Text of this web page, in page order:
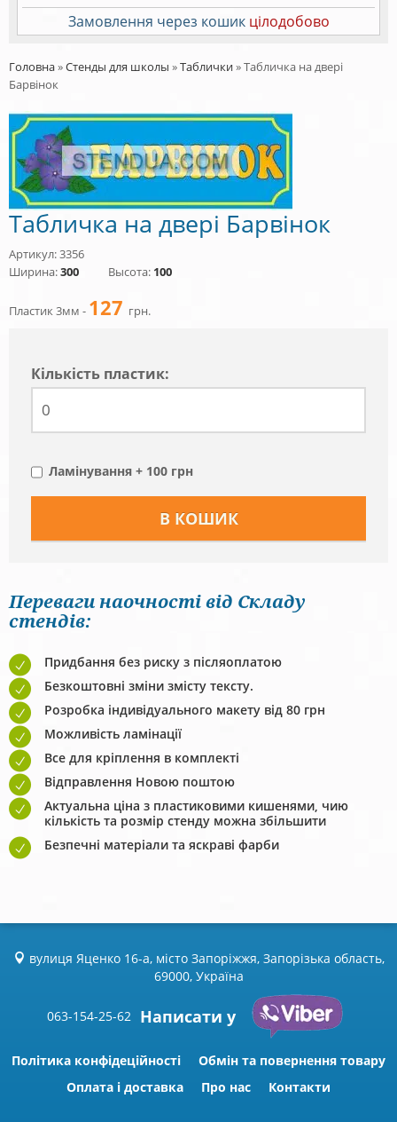
Замовлення через кошик цілодобово
Головна»Стенды для школы »Таблички»Табличка на двері
Барвінок
Табличка на двері Барвінок
Артикул: 3356
Ширина:300 Высота: 100
Пластик 3мм - 127 грн.
Кiлькiсть пластик:
Ламінування + 100 грн
Переваги наочності від Складу
стендів:
Придбання без риску з післяоплатою
Безкоштовні зміни змісту тексту.
Розробка індивідуального макету від 80 грн
Можливість ламінації
Все для кріплення в комплекті
Відправлення Новою поштою
Актуальна ціна з пластиковими кишенями, чию
кількість та розмір стенду можна збільшити
Безпечні матеріали та яскраві фарби
вулиця Яценко 16-а, місто Запоріжжя, Запорізька область,
69000, Україна
063-154-25-62 Написати у
Політика конфідеційності
Обмін та повернення товару
Оплата і доставка
Про нас Контакти